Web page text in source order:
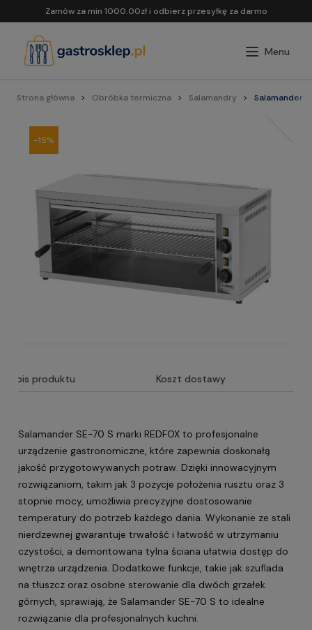
Zamów za min 1000.00zł i odbierz przesyłkę za darmo
Strona główna Obróbka termiczna Salamandry Salamander -
-15%
Opis produktu Koszt dostawy
Salamander SE-70 S marki REDFOX to profesjonalne
urządzenie gastronomiczne, które zapewnia doskonałą
jakość przygotowywanych potraw. Dzięki innowacyjnym
rozwiązaniom, takim jak 3 pozycje położenia rusztu oraz 3
stopnie mocy, umożliwia precyzyjne dostosowanie
temperatury do potrzeb każdego dania. Wykonanie ze stali
nierdzewnej gwarantuje trwałość i łatwość w utrzymaniu
czystości, a demontowana tylna ściana ułatwia dostęp do
wnętrza urządzenia. Dodatkowe funkcje, takie jak szuflada
na tłuszcz oraz osobne sterowanie dla dwóch grzałek
górnych, sprawiają, że Salamander SE-70 S to idealne
rozwiązanie dla profesjonalnych kuchni.